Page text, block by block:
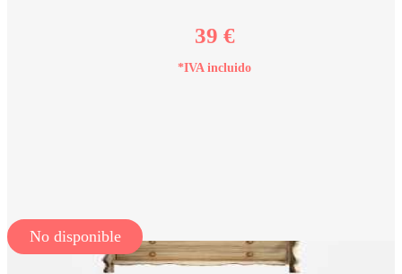
39 €
*IVA incluido
No disponible